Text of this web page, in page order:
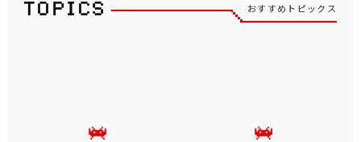
おすすめトピックス